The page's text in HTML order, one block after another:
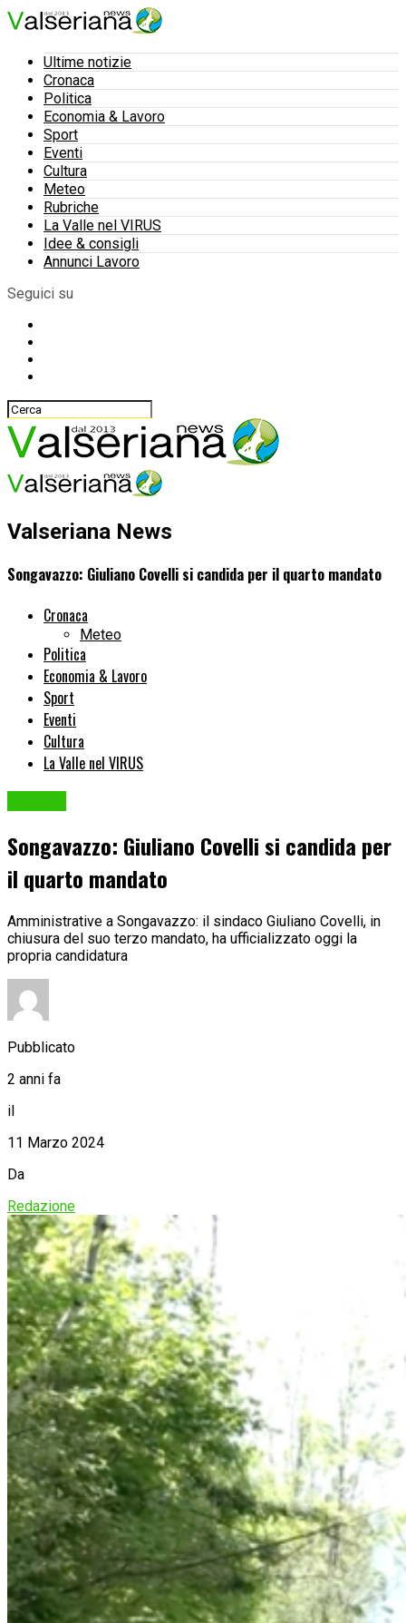
Ultime notizie
Cronaca
Politica
Economia & Lavoro
Sport
Eventi
Cultura
Meteo
Rubriche
La Valle nel VIRUS
Idee & consigli
Annunci Lavoro
Seguici su
Valseriana News
Songavazzo: Giuliano Covelli si candida per il quarto mandato
Cronaca
Meteo
Politica
Economia & Lavoro
Sport
Eventi
Cultura
La Valle nel VIRUS
Songavazzo: Giuliano Covelli si candida per
il quarto mandato
Amministrative a Songavazzo: il sindaco Giuliano Covelli, in
chiusura del suo terzo mandato, ha ufficializzato oggi la
propria candidatura
Pubblicato
2 anni fa
il
11 Marzo 2024
Da
Redazione